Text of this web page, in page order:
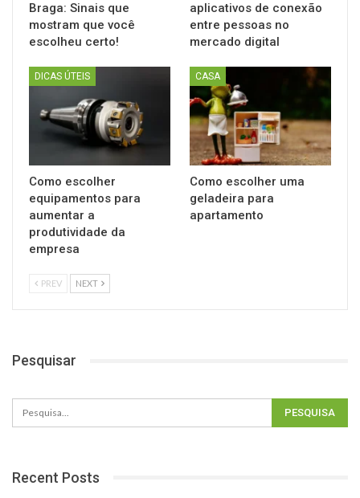
Braga: Sinais que
mostram que você
escolheu certo!
aplicativos de conexão
entre pessoas no
mercado digital
DICAS ÚTEIS
Como escolher
equipamentos para
aumentar a
produtividade da
empresa
CASA
Como escolher uma
geladeira para
apartamento
PREV NEXT
Pesquisar
Recent Posts